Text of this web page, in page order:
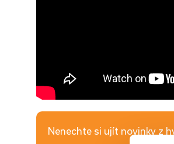
Nenechte si ujít novinky z